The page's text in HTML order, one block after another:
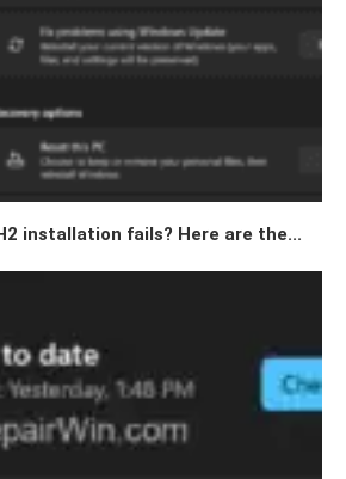
installation fails? Here are the...